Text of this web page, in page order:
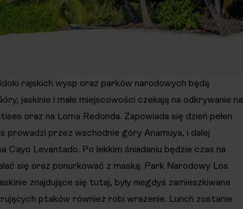
rajskich wysp oraz parków narodowych będą
jaskinie i małe miejscowości czekają na odkrywanie na
oraz na Loma Redonda. Zapowiada się dzień pełen
prowadzi przez wschodnie góry Anamuya, i dalej
Levantado. Po lekkim śniadaniu będzie czas na
się oraz ponurkować z maską. Park Narodowy Los
znajdujące się tutaj, były niegdyś zamieszkiwane
ptaków również robi wrażenie. Lunch zostanie